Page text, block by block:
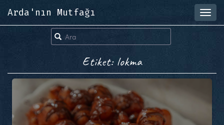
Arda'nın Mutfağı
Etiket: lokma